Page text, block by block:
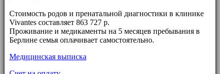
Стоимость родов и пренатальной диагностики в клинике
Vivantes составляет 863 727 р.
Проживание и медикаменты на 5 месяцев пребывания в
Берлине семья оплачивает самостоятельно.
Медицинская выписка